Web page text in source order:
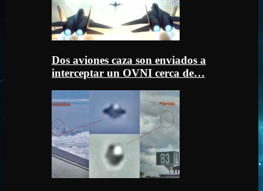
Dos aviones caza son enviados a
interceptar un OVNI cerca de…